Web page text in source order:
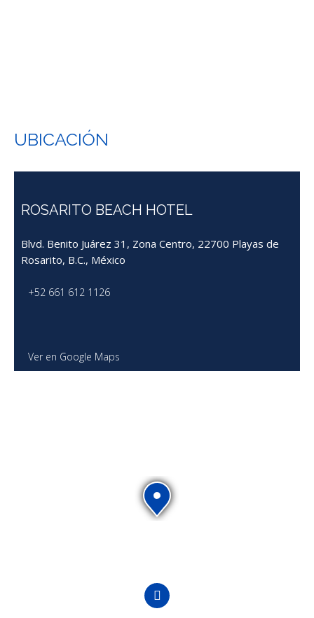
UBICACIÓN
ROSARITO BEACH HOTEL
Blvd. Benito Juárez 31, Zona Centro, 22700 Playas de
Rosarito, B.C., México
+52 661 612 1126
Ver en Google Maps